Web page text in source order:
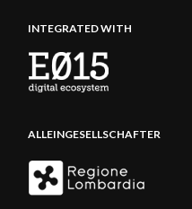
INTEGRATED WITH
ALLEINGESELLSCHAFTER